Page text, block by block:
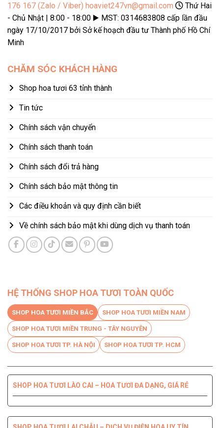
176 167 (Zalo / Viber) hoaviet247vn@gmail.com
Thứ Hai
- Chủ Nhật | 8:00 - 18:00 ▶️ MST: 0314683808 cấp lần đầu
ngày 17/10/2017 bởi Sở kế hoạch đầu tư Thành phố Hồ Chí
Minh
CHĂM SÓC KHÁCH HÀNG
Shop hoa tươi 63 tỉnh thành
Tin tức
Chính sách vận chuyển
Chính sách thanh toán
Chính sách đổi trả hàng
Chính sách bảo mật thông tin
Các điều khoản và quy định cần biết
Về chính sách bảo mật khi dùng dịch vụ thanh toán
HỆ THỐNG SHOP HOA TƯƠI TOÀN QUỐC
SHOP HOA TƯƠI MIỀN BẮC SHOP HOA TƯƠI MIỀN NAM
SHOP HOA TƯƠI MIỀN TRUNG - TÂY NGUYÊN
SHOP HOA TƯƠI TP. HÀ NỘI SHOP HOA TƯƠI TP. HCM
SHOP HOA TƯƠI LÀO CAI – HOA TƯƠI ĐA DẠNG, GIÁ RẺ
LƯỢNG HÀNG ĐẦU
ĐẦU